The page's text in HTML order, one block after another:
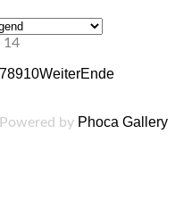
14
8910WeiterEnde
Powered by Phoca Gallery